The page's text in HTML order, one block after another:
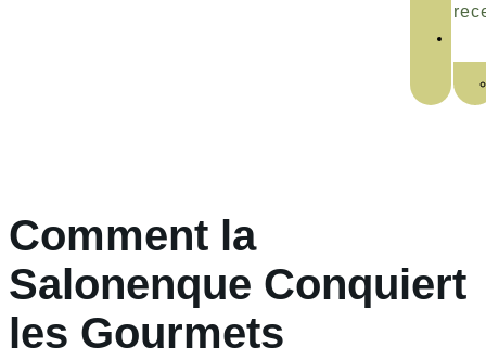
Comment la
Salonenque Conquiert
les Gourmets